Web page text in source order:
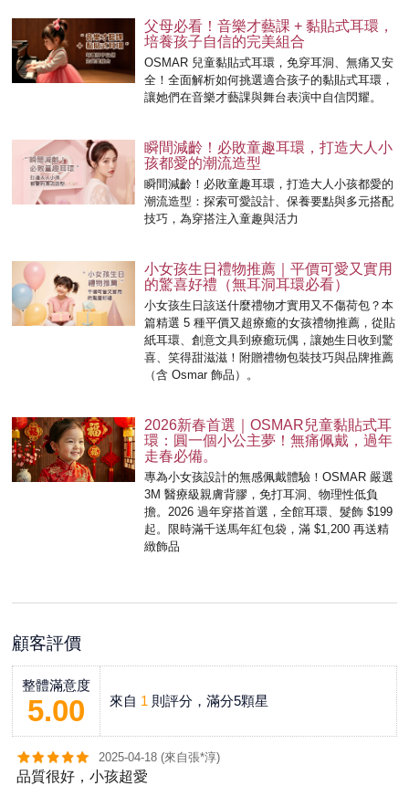
父母必看！音樂才藝課 + 黏貼式耳環，
培養孩子自信的完美組合
OSMAR 兒童黏貼式耳環，免穿耳洞、無痛又安
全！全面解析如何挑選適合孩子的黏貼式耳環，
讓她們在音樂才藝課與舞台表演中自信閃耀。
瞬間減齡！必敗童趣耳環，打造大人小
孩都愛的潮流造型
瞬間減齡！必敗童趣耳環，打造大人小孩都愛的
潮流造型：探索可愛設計、保養要點與多元搭配
技巧，為穿搭注入童趣與活力
小女孩生日禮物推薦｜平價可愛又實用
的驚喜好禮（無耳洞耳環必看）
小女孩生日該送什麼禮物才實用又不傷荷包？本
篇精選 5 種平價又超療癒的女孩禮物推薦，從貼
紙耳環、創意文具到療癒玩偶，讓她生日收到驚
喜、笑得甜滋滋！附贈禮物包裝技巧與品牌推薦
（含 Osmar 飾品）。
2026新春首選｜OSMAR兒童黏貼式耳
環：圓一個小公主夢！無痛佩戴，過年
走春必備。
專為小女孩設計的無感佩戴體驗！OSMAR 嚴選
3M 醫療級親膚背膠，免打耳洞、物理性低負
擔。2026 過年穿搭首選，全館耳環、髮飾 $199
起。限時滿千送馬年紅包袋，滿 $1,200 再送精
緻飾品
顧客評價
整體滿意度
5.00 來自 1 則評分，滿分5顆星
2025-04-18 (來自張*淳)
品質很好，小孩超愛